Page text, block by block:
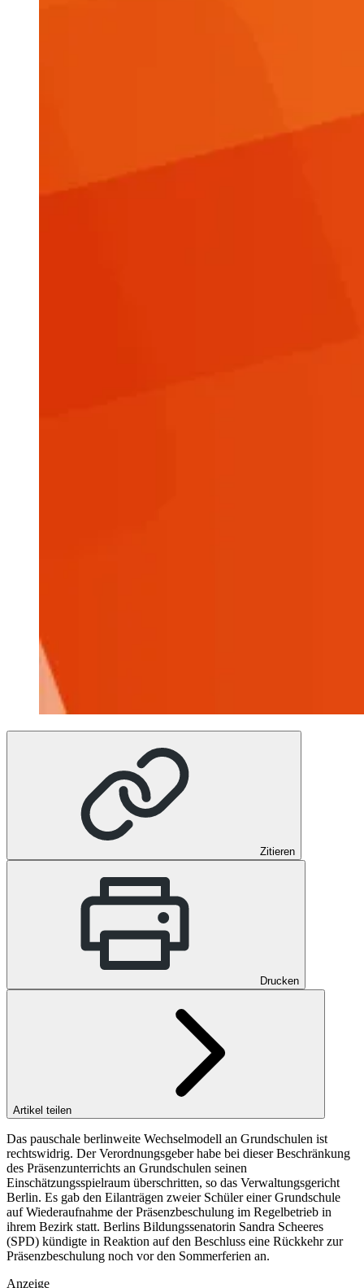
Zitieren
Drucken
Artikel teilen
Das pauschale berlinweite Wechselmodell an Grundschulen ist
rechtswidrig. Der Verordnungsgeber habe bei dieser Beschränkung
des Präsenzunterrichts an Grundschulen seinen
Einschätzungsspielraum überschritten, so das Verwaltungsgericht
Berlin. Es gab den Eilanträgen zweier Schüler einer Grundschule
auf Wiederaufnahme der Präsenzbeschulung im Regelbetrieb in
ihrem Bezirk statt. Berlins Bildungssenatorin Sandra Scheeres
(SPD) kündigte in Reaktion auf den Beschluss eine Rückkehr zur
Präsenzbeschulung noch vor den Sommerferien an.
Anzeige